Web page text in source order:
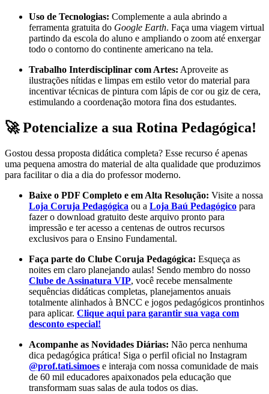
Uso de Tecnologias: Complemente a aula abrindo a
ferramenta gratuita do Google Earth. Faça uma viagem virtual
partindo da escola do aluno e ampliando o zoom até enxergar
todo o contorno do continente americano na tela.
Trabalho Interdisciplinar com Artes: Aproveite as
ilustrações nítidas e limpas em estilo vetor do material para
incentivar técnicas de pintura com lápis de cor ou giz de cera,
estimulando a coordenação motora fina dos estudantes.
🚀 Potencialize a sua Rotina Pedagógica!
Gostou dessa proposta didática completa? Esse recurso é apenas
uma pequena amostra do material de alta qualidade que produzimos
para facilitar o dia a dia do professor moderno.
Baixe o PDF Completo e em Alta Resolução: Visite a nossa
Loja Coruja Pedagógica ou a Loja Baú Pedagógico para
fazer o download gratuito deste arquivo pronto para
impressão e ter acesso a centenas de outros recursos
exclusivos para o Ensino Fundamental.
Faça parte do Clube Coruja Pedagógica: Esqueça as
noites em claro planejando aulas! Sendo membro do nosso
Clube de Assinatura VIP, você recebe mensalmente
sequências didáticas completas, planejamentos anuais
totalmente alinhados à BNCC e jogos pedagógicos prontinhos
para aplicar. Clique aqui para garantir sua vaga com
desconto especial!
Acompanhe as Novidades Diárias: Não perca nenhuma
dica pedagógica prática! Siga o perfil oficial no Instagram
@prof.tati.simoes e interaja com nossa comunidade de mais
de 60 mil educadores apaixonados pela educação que
transformam suas salas de aula todos os dias.